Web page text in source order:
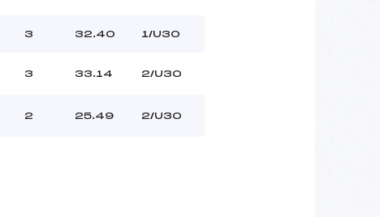
3 32.40 1/U30
3 33.14 2/U30
2 25.49 2/U30